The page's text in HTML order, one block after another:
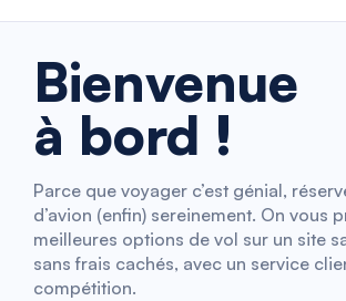
Bienvenue
à bord !
Parce que voyager c’est génial,
d’avion (enfin) sereinement. On vous
meilleures options de vol sur un site
sans frais cachés, avec un service
compétition.